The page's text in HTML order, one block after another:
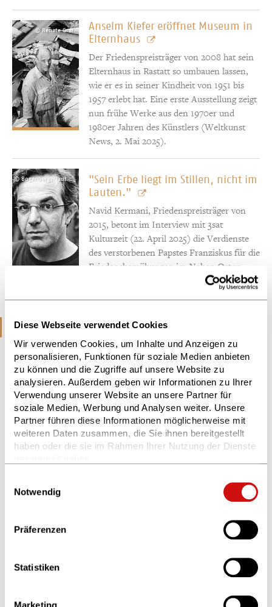
Diese Webseite verwendet Cookies
Wir verwenden Cookies, um Inhalte und Anzeigen zu
personalisieren, Funktionen für soziale Medien anbieten
zu können und die Zugriffe auf unsere Website zu
analysieren. Außerdem geben wir Informationen zu Ihrer
Verwendung unserer Website an unsere Partner für
soziale Medien, Werbung und Analysen weiter. Unsere
Partner führen diese Informationen möglicherweise mit
weiteren Daten zusammen, die Sie ihnen bereitgestellt
haben oder die sie im Rahmen Ihrer Nutzung der Dienste
Datenschutzerklärung
Notwendig
Präferenzen
Statistiken
© Renate Graf
Anselm Kiefer eröffnet Museum in
Elternhaus
Der Friedenspreisträger von 2008 hat sein
Elternhaus in Rastatt so umbauen lassen,
wie er es in seiner Kindheit von 1951 bis
1957 erlebt hat. Eine erste Ausstellung zeigt
nun frühe Werke aus den 1970er und
1980er Jahren des Künstlers (Weltkunst
News, 2. Mai 2025).
© Bogenberger/autorenfotos.com
"Sein Erbe liegt im Stillen, nicht im
Lauten."
Navid Kermani, Friedenspreisträger von
2015, betont im Interview mit 3sat
Kulturzeit (22. April 2025) die Verdienste
des verstorbenen Papstes Franziskus für die
Friedensbemühungen im Nahen Osten.
2024
»Es gibt bloß Bürger der Ukraine,
die sich für ihr Land verantwortlich
fühlen«
»Mir scheint, dass es heute keine
Schriftsteller oder Nichtschriftsteller und
keine Musiker oder Nichtmusiker mehr
gibt«, sagt Serhij Zhadan, der sich der
ukrainischen Armee angeschlossen hat. Der
gerade die Grundausbildung. (Der Spiegel,
Mai seinen achtzigsten Geburtstag. (Der